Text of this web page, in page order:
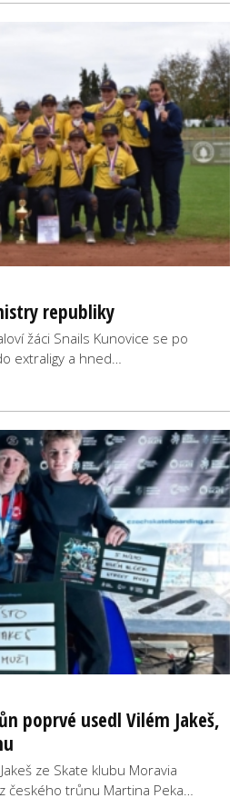
republiky
žáci Snails Kunovice se po
extraligy a hned…
poprvé usedl Vilém Jakeš,
ze Skate klubu Moravia
českého trůnu Martina Peka…